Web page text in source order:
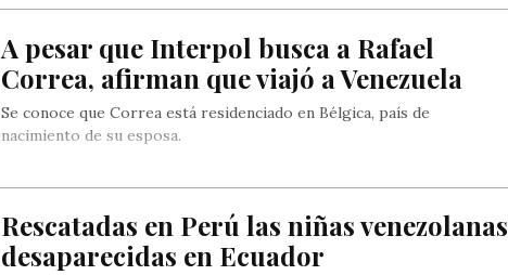
venezolana…
A pesar que Interpol busca a Rafael
Correa, afirman que viajó a Venezuela
Se conoce que Correa está residenciado en Bélgica, país de
nacimiento de su esposa.
Rescatadas en Perú las niñas venezolanas
desaparecidas en Ecuador